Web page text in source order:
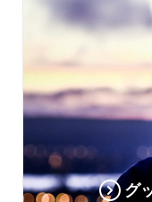
グ